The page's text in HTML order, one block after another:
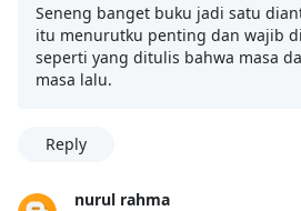
Seneng banget buku jadi satu
itu menurutku penting dan wajib
seperti yang ditulis bahwa masa
masa lalu.
Reply
nurul rahma